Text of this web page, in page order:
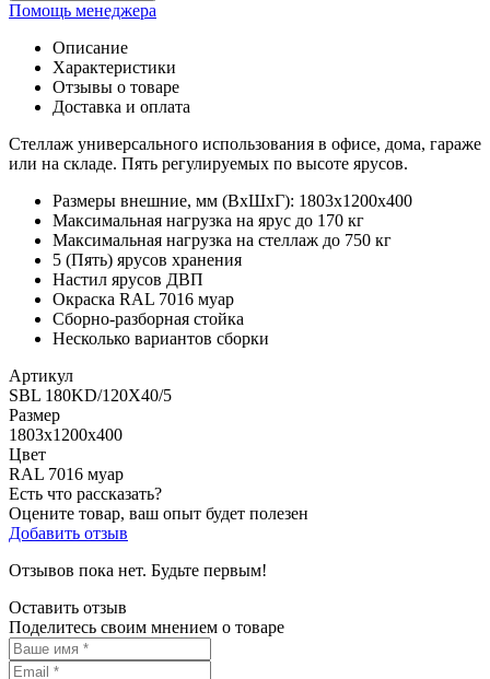
Помощь менеджера
Описание
Характеристики
Отзывы о товаре
Доставка и оплата
Стеллаж универсального использования в офисе, дома, гараже
или на складе. Пять регулируемых по высоте ярусов.
Размеры внешние, мм (ВхШхГ): 1803х1200х400
Максимальная нагрузка на ярус до 170 кг
Максимальная нагрузка на стеллаж до 750 кг
5 (Пять) ярусов хранения
Настил ярусов ДВП
Окраска RAL 7016 муар
Сборно-разборная стойка
Несколько вариантов сборки
Артикул
SBL 180KD/120X40/5
Размер
1803х1200х400
Цвет
RAL 7016 муар
Есть что рассказать?
Оцените товар, ваш опыт будет полезен
Добавить отзыв
Отзывов пока нет. Будьте первым!
Оставить отзыв
Поделитесь своим мнением о товаре